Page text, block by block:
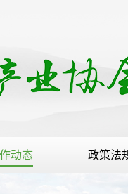
动态 政策法